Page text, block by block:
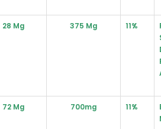
28 Mg 375 Mg 11%
72 Mg 700mg 11%